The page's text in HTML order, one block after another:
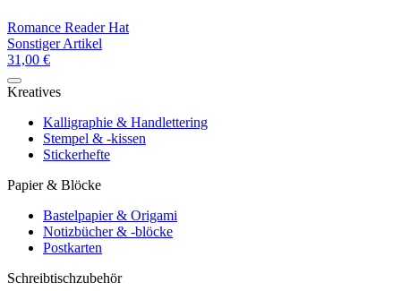
Romance Reader Hat
Sonstiger Artikel
31,00 €
Kreatives
Kalligraphie & Handlettering
Stempel & -kissen
Stickerhefte
Papier & Blöcke
Bastelpapier & Origami
Notizbücher & -blöcke
Postkarten
Schreibtischzubehör